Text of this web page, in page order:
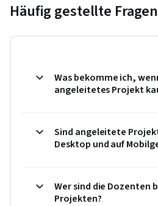
Häufig gestellte Fragen
Was bekomme ich,
angeleitetes Projekt
Sind angeleitete
Desktop und auf
Wer sind die Dozenten
Projekten?